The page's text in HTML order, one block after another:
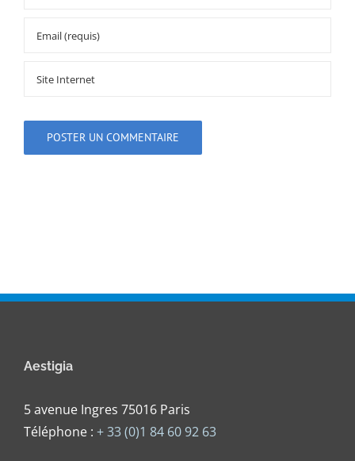
Aestigia
5 avenue Ingres 75016 Paris
Téléphone : + 33 (0)1 84 60 92 63